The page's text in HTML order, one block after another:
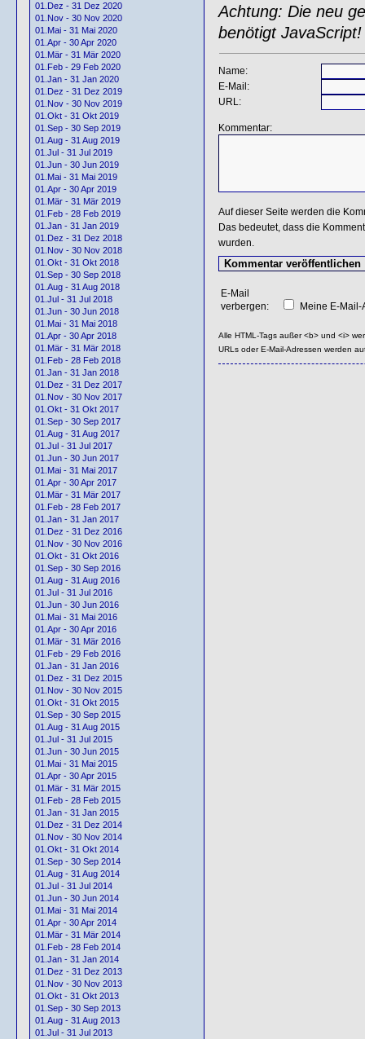
01.Dez - 31 Dez 2020
01.Nov - 30 Nov 2020
01.Mai - 31 Mai 2020
01.Apr - 30 Apr 2020
01.Mär - 31 Mär 2020
01.Feb - 29 Feb 2020
01.Jan - 31 Jan 2020
01.Dez - 31 Dez 2019
01.Nov - 30 Nov 2019
01.Okt - 31 Okt 2019
01.Sep - 30 Sep 2019
01.Aug - 31 Aug 2019
01.Jul - 31 Jul 2019
01.Jun - 30 Jun 2019
01.Mai - 31 Mai 2019
01.Apr - 30 Apr 2019
01.Mär - 31 Mär 2019
01.Feb - 28 Feb 2019
01.Jan - 31 Jan 2019
01.Dez - 31 Dez 2018
01.Nov - 30 Nov 2018
01.Okt - 31 Okt 2018
01.Sep - 30 Sep 2018
01.Aug - 31 Aug 2018
01.Jul - 31 Jul 2018
01.Jun - 30 Jun 2018
01.Mai - 31 Mai 2018
01.Apr - 30 Apr 2018
01.Mär - 31 Mär 2018
01.Feb - 28 Feb 2018
01.Jan - 31 Jan 2018
01.Dez - 31 Dez 2017
01.Nov - 30 Nov 2017
01.Okt - 31 Okt 2017
01.Sep - 30 Sep 2017
01.Aug - 31 Aug 2017
01.Jul - 31 Jul 2017
01.Jun - 30 Jun 2017
01.Mai - 31 Mai 2017
01.Apr - 30 Apr 2017
01.Mär - 31 Mär 2017
01.Feb - 28 Feb 2017
01.Jan - 31 Jan 2017
01.Dez - 31 Dez 2016
01.Nov - 30 Nov 2016
01.Okt - 31 Okt 2016
01.Sep - 30 Sep 2016
01.Aug - 31 Aug 2016
01.Jul - 31 Jul 2016
01.Jun - 30 Jun 2016
01.Mai - 31 Mai 2016
01.Apr - 30 Apr 2016
01.Mär - 31 Mär 2016
01.Feb - 29 Feb 2016
01.Jan - 31 Jan 2016
01.Dez - 31 Dez 2015
01.Nov - 30 Nov 2015
01.Okt - 31 Okt 2015
01.Sep - 30 Sep 2015
01.Aug - 31 Aug 2015
01.Jul - 31 Jul 2015
01.Jun - 30 Jun 2015
01.Mai - 31 Mai 2015
01.Apr - 30 Apr 2015
01.Mär - 31 Mär 2015
01.Feb - 28 Feb 2015
01.Jan - 31 Jan 2015
01.Dez - 31 Dez 2014
01.Nov - 30 Nov 2014
01.Okt - 31 Okt 2014
01.Sep - 30 Sep 2014
01.Aug - 31 Aug 2014
01.Jul - 31 Jul 2014
01.Jun - 30 Jun 2014
01.Mai - 31 Mai 2014
01.Apr - 30 Apr 2014
01.Mär - 31 Mär 2014
01.Feb - 28 Feb 2014
01.Jan - 31 Jan 2014
01.Dez - 31 Dez 2013
01.Nov - 30 Nov 2013
01.Okt - 31 Okt 2013
01.Sep - 30 Sep 2013
01.Aug - 31 Aug 2013
01.Jul - 31 Jul 2013
Achtung: Die neu
benötigt JavaScript!
Name:
E-Mail:
URL:
Kommentar:
Auf dieser Seite werden die
Das bedeutet, dass die
wurden.
E-Mail
verbergen:
Meine E-
Alle HTML-Tags außer <b> und <i>
URLs oder E-Mail-Adressen werden